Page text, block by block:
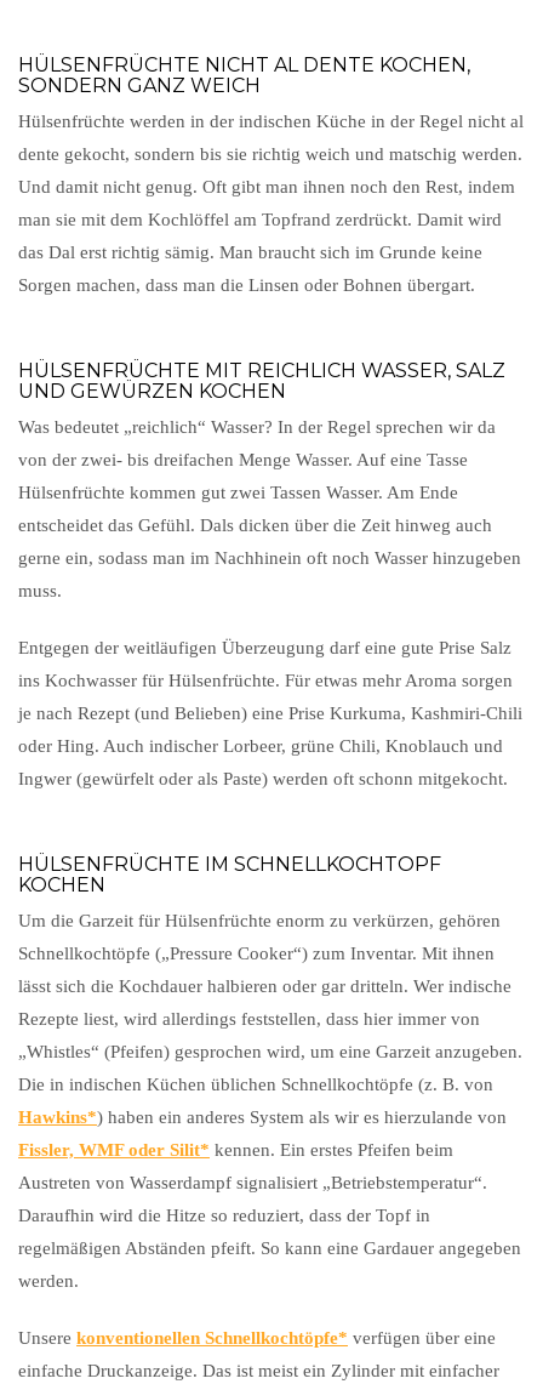
HÜLSENFRÜCHTE NICHT AL DENTE KOCHEN,
SONDERN GANZ WEICH
Hülsenfrüchte werden in der indischen Küche in der Regel nicht al
dente gekocht, sondern bis sie richtig weich und matschig werden.
Und damit nicht genug. Oft gibt man ihnen noch den Rest, indem
man sie mit dem Kochlöffel am Topfrand zerdrückt. Damit wird
das Dal erst richtig sämig. Man braucht sich im Grunde keine
Sorgen machen, dass man die Linsen oder Bohnen übergart.
HÜLSENFRÜCHTE MIT REICHLICH WASSER, SALZ
UND GEWÜRZEN KOCHEN
Was bedeutet „reichlich“ Wasser? In der Regel sprechen wir da
von der zwei- bis dreifachen Menge Wasser. Auf eine Tasse
Hülsenfrüchte kommen gut zwei Tassen Wasser. Am Ende
entscheidet das Gefühl. Dals dicken über die Zeit hinweg auch
gerne ein, sodass man im Nachhinein oft noch Wasser hinzugeben
muss.
Entgegen der weitläufigen Überzeugung darf eine gute Prise Salz
ins Kochwasser für Hülsenfrüchte. Für etwas mehr Aroma sorgen
je nach Rezept (und Belieben) eine Prise Kurkuma, Kashmiri-Chili
oder Hing. Auch indischer Lorbeer, grüne Chili, Knoblauch und
Ingwer (gewürfelt oder als Paste) werden oft schonn mitgekocht.
HÜLSENFRÜCHTE IM SCHNELLKOCHTOPF
KOCHEN
Um die Garzeit für Hülsenfrüchte enorm zu verkürzen, gehören
Schnellkochtöpfe („Pressure Cooker“) zum Inventar. Mit ihnen
lässt sich die Kochdauer halbieren oder gar dritteln. Wer indische
Rezepte liest, wird allerdings feststellen, dass hier immer von
„Whistles“ (Pfeifen) gesprochen wird, um eine Garzeit anzugeben.
Die in indischen Küchen üblichen Schnellkochtöpfe (z. B. von
Hawkins ) haben ein anderes System als wir es hierzulande von
Fissler, WMF oder Silit
kennen. Ein erstes Pfeifen beim
Austreten von Wasserdampf signalisiert „Betriebstemperatur“.
Daraufhin wird die Hitze so reduziert, dass der Topf in
regelmäßigen Abständen pfeift. So kann eine Gardauer angegeben
werden.
Unsere konventionellen Schnellkochtöpfe
verfügen über eine
einfache Druckanzeige. Das ist meist ein Zylinder mit einfacher